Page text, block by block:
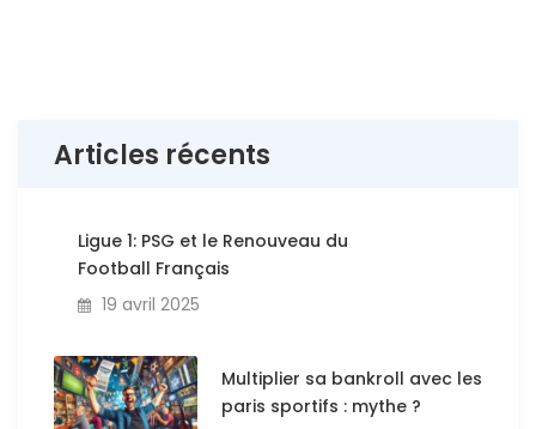
Articles récents
Ligue 1: PSG et le Renouveau du
Football Français
19 avril 2025
Multiplier sa bankroll avec les
paris sportifs : mythe ?